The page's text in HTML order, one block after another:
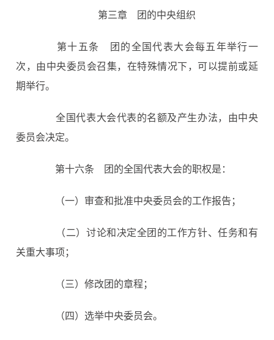
第三章 团的中央组织
第十五条
团的全国代表大会每五年举行一
次，由中央委员会召集，在特殊情况下，可以提前或延
期举行。
全国代表大会代表的名额及产生办法，由中央
委员会决定。
第十六条 团的全国代表大会的职权是：
（一）审查和批准中央委员会的工作报告；
（二）讨论和决定全团的工作方针、任务和有
关重大事项；
（三）修改团的章程；
（四）选举中央委员会。